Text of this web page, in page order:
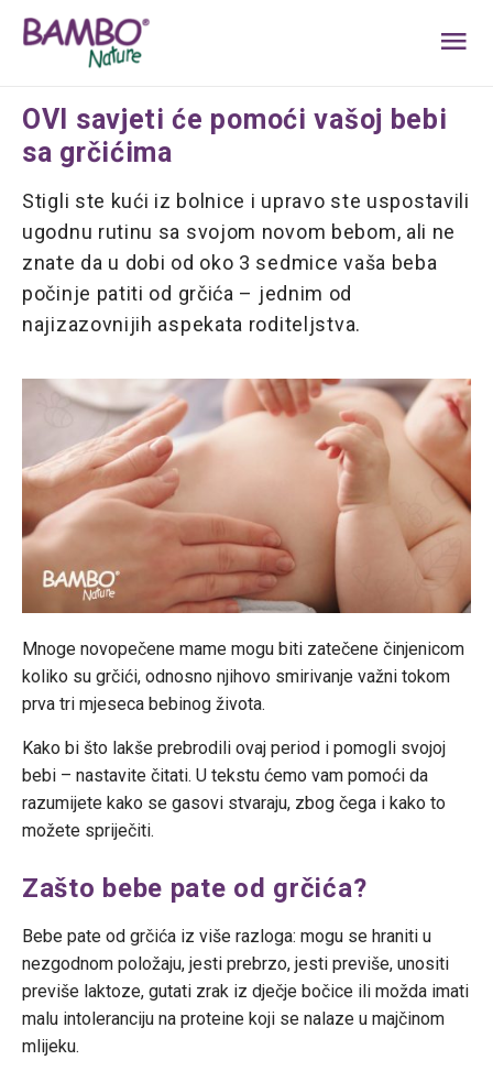
OVI savjeti će pomoći vašoj bebi
sa grčićima
Stigli ste kući iz bolnice i upravo ste uspostavili
ugodnu rutinu sa svojom novom bebom, ali ne
znate da u dobi od oko 3 sedmice vaša beba
počinje patiti od grčića – jednim od
najizazovnijih aspekata roditeljstva.
Mnoge novopečene mame mogu biti zatečene činjenicom
koliko su grčići, odnosno njihovo smirivanje važni tokom
prva tri mjeseca bebinog života.
Kako bi što lakše prebrodili ovaj period i pomogli svojoj
bebi – nastavite čitati. U tekstu ćemo vam pomoći da
razumijete kako se gasovi stvaraju, zbog čega i kako to
možete spriječiti.
Zašto bebe pate od grčića?
Bebe pate od grčića iz više razloga: mogu se hraniti u
nezgodnom položaju, jesti prebrzo, jesti previše, unositi
previše laktoze, gutati zrak iz dječje bočice ili možda imati
malu intoleranciju na proteine ​​koji se nalaze u majčinom
mlijeku.